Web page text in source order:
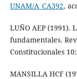
UNAM/A_CA392,
LUÑO AEP (1991).
fundamentales.
Constitucionales
MANSILLA HCF